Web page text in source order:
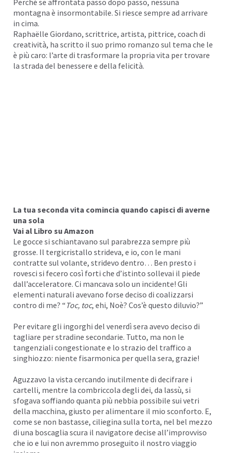
montagna è insormontabile. Si riesce sempre ad arrivare
in cima.
Raphaëlle Giordano, scrittrice, artista, pittrice, coach di
creatività, ha scritto il suo primo romanzo sul tema che le
è più caro: l’arte di trasformare la propria vita per trovare
la strada del benessere e della felicità.
La tua seconda vita comincia quando capisci di averne
una sola
Vai al Libro su Amazon
Le gocce si schiantavano sul parabrezza sempre più
grosse. Il tergicristallo strideva, e io, con le mani
contratte sul volante, stridevo dentro… Ben presto i
rovesci si fecero così forti che d’istinto sollevai il piede
dall’acceleratore. Ci mancava solo un incidente! Gli
elementi naturali avevano forse deciso di coalizzarsi
contro di me? “ Toc, toc, ehi, Noè? Cos’è questo diluvio?”
Per evitare gli ingorghi del venerdì sera avevo deciso di
tagliare per stradine secondarie. Tutto, ma non le
tangenziali congestionate e lo strazio del traffico a
singhiozzo: niente fisarmonica per quella sera, grazie!
Aguzzavo la vista cercando inutilmente di decifrare i
cartelli, mentre la combriccola degli dei, da lassù, si
sfogava soffiando quanta più nebbia possibile sui vetri
della macchina, giusto per alimentare il mio sconforto. E,
come se non bastasse, ciliegina sulla torta, nel bel mezzo
di una boscaglia scura il navigatore decise all’improvviso
che io e lui non avremmo proseguito il nostro viaggio